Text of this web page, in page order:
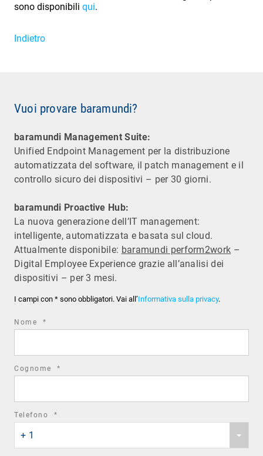
sono disponibili qui.
Indietro
Vuoi provare baramundi?
baramundi Management Suite:
Unified Endpoint Management per la distribuzione
automatizzata del software, il patch management e il
controllo sicuro dei dispositivi – per 30 giorni.
baramundi Proactive Hub:
La nuova generazione dell’IT management:
intelligente, automatizzata e basata sul cloud.
Attualmente disponibile: baramundi perform2work –
Digital Employee Experience grazie all’analisi dei
dispositivi – per 3 mesi.
I campi con * sono obbligatori. Vai all’Informativa sulla privacy.
Nome *
Cognome *
Telefono *
country
code
+ 1